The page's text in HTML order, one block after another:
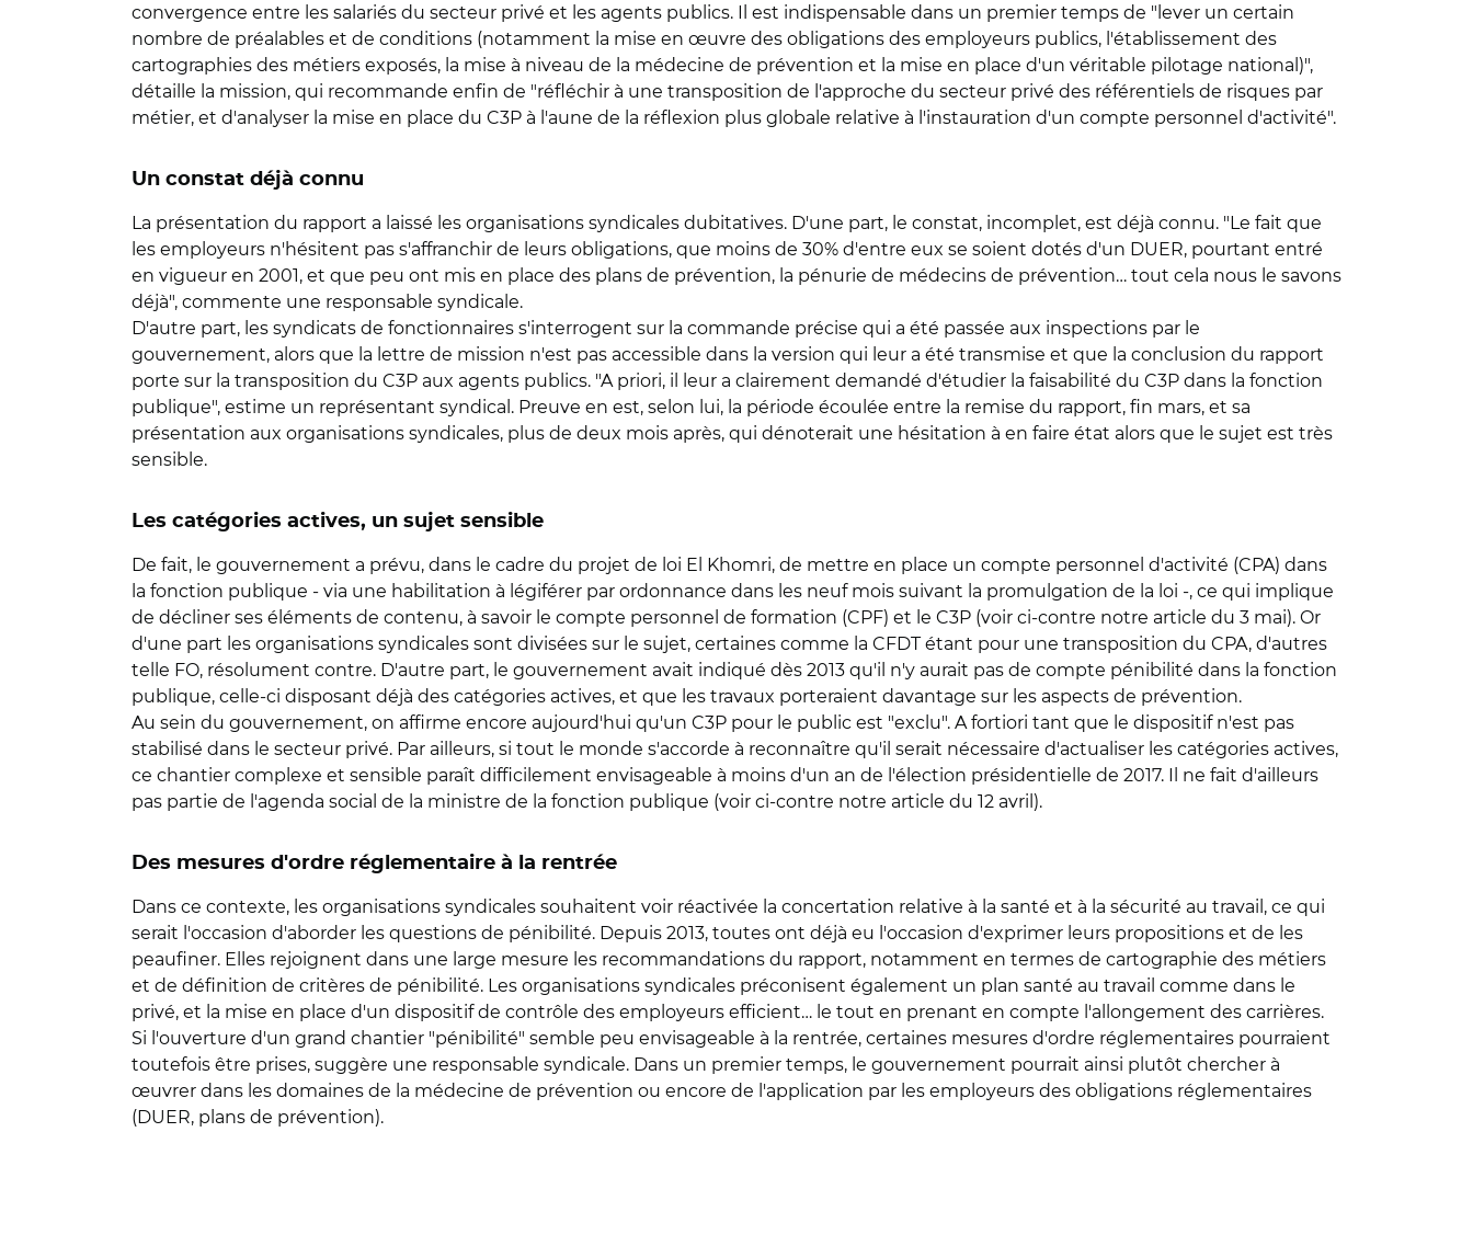
convergence entre les salariés du secteur privé et les agents publics. Il est indispensable dans un premier temps de "lever un certain
nombre de préalables et de conditions (notamment la mise en œuvre des obligations des employeurs publics, l'établissement des
cartographies des métiers exposés, la mise à niveau de la médecine de prévention et la mise en place d'un véritable pilotage national)",
détaille la mission, qui recommande enfin de "réfléchir à une transposition de l'approche du secteur privé des référentiels de risques par
métier, et d'analyser la mise en place du C3P à l'aune de la réflexion plus globale relative à l'instauration d'un compte personnel d'activité".
Un constat déjà connu
La présentation du rapport a laissé les organisations syndicales dubitatives. D'une part, le constat, incomplet, est déjà connu. "Le fait que
les employeurs n'hésitent pas s'affranchir de leurs obligations, que moins de 30% d'entre eux se soient dotés d'un DUER, pourtant entré
en vigueur en 2001, et que peu ont mis en place des plans de prévention, la pénurie de médecins de prévention… tout cela nous le savons
déjà", commente une responsable syndicale.
D'autre part, les syndicats de fonctionnaires s'interrogent sur la commande précise qui a été passée aux inspections par le
gouvernement, alors que la lettre de mission n'est pas accessible dans la version qui leur a été transmise et que la conclusion du rapport
porte sur la transposition du C3P aux agents publics. "A priori, il leur a clairement demandé d'étudier la faisabilité du C3P dans la fonction
publique", estime un représentant syndical. Preuve en est, selon lui, la période écoulée entre la remise du rapport, fin mars, et sa
présentation aux organisations syndicales, plus de deux mois après, qui dénoterait une hésitation à en faire état alors que le sujet est très
sensible.
Les catégories actives, un sujet sensible
De fait, le gouvernement a prévu, dans le cadre du projet de loi El Khomri, de mettre en place un compte personnel d'activité (CPA) dans
la fonction publique - via une habilitation à légiférer par ordonnance dans les neuf mois suivant la promulgation de la loi -, ce qui implique
de décliner ses éléments de contenu, à savoir le compte personnel de formation (CPF) et le C3P (voir ci-contre notre article du 3 mai). Or
d'une part les organisations syndicales sont divisées sur le sujet, certaines comme la CFDT étant pour une transposition du CPA, d'autres
telle FO, résolument contre. D'autre part, le gouvernement avait indiqué dès 2013 qu'il n'y aurait pas de compte pénibilité dans la fonction
publique, celle-ci disposant déjà des catégories actives, et que les travaux porteraient davantage sur les aspects de prévention.
Au sein du gouvernement, on affirme encore aujourd'hui qu'un C3P pour le public est "exclu". A fortiori tant que le dispositif n'est pas
stabilisé dans le secteur privé. Par ailleurs, si tout le monde s'accorde à reconnaître qu'il serait nécessaire d'actualiser les catégories actives,
ce chantier complexe et sensible paraît difficilement envisageable à moins d'un an de l'élection présidentielle de 2017. Il ne fait d'ailleurs
pas partie de l'agenda social de la ministre de la fonction publique (voir ci-contre notre article du 12 avril).
Des mesures d'ordre réglementaire à la rentrée
Dans ce contexte, les organisations syndicales souhaitent voir réactivée la concertation relative à la santé et à la sécurité au travail, ce qui
serait l'occasion d'aborder les questions de pénibilité. Depuis 2013, toutes ont déjà eu l'occasion d'exprimer leurs propositions et de les
peaufiner. Elles rejoignent dans une large mesure les recommandations du rapport, notamment en termes de cartographie des métiers
et de définition de critères de pénibilité. Les organisations syndicales préconisent également un plan santé au travail comme dans le
privé, et la mise en place d'un dispositif de contrôle des employeurs efficient… le tout en prenant en compte l'allongement des carrières.
Si l'ouverture d'un grand chantier "pénibilité" semble peu envisageable à la rentrée, certaines mesures d'ordre réglementaires pourraient
toutefois être prises, suggère une responsable syndicale. Dans un premier temps, le gouvernement pourrait ainsi plutôt chercher à
œuvrer dans les domaines de la médecine de prévention ou encore de l'application par les employeurs des obligations réglementaires
(DUER, plans de prévention).